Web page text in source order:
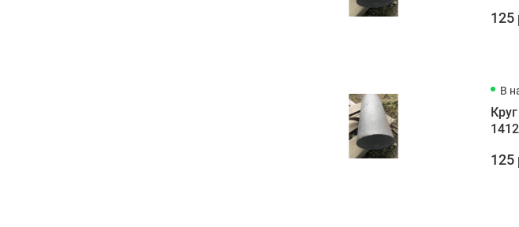
125
В
125